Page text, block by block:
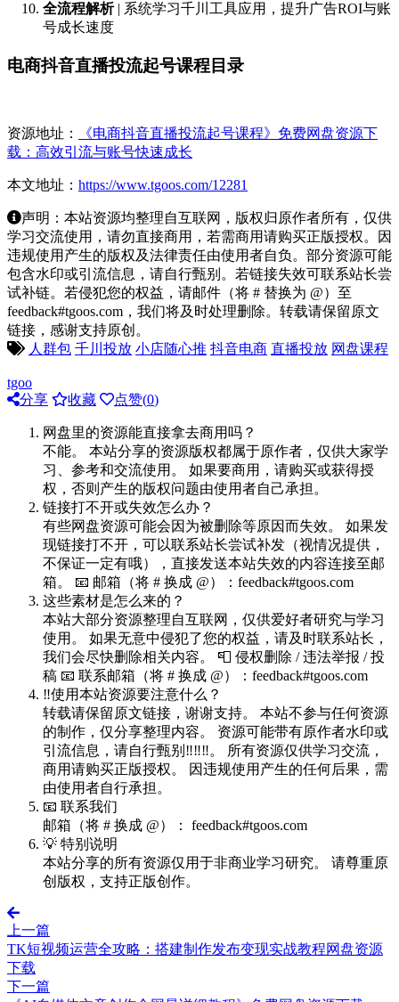
全流程解析| 系统学习千川工具应用，提升广告ROI与账
号成长速度
电商抖音直播投流起号课程目录
资源地址：
《电商抖音直播投流起号课程》免费网盘资源下
载：高效引流与账号快速成长
本文地址： https://www.tgoos.com/12281
声明：本站资源均整理自互联网，版权归原作者所有，仅供
学习交流使用，请勿直接商用，若需商用请购买正版授权。因
违规使用产生的版权及法律责任由使用者自负。部分资源可能
包含水印或引流信息，请自行甄别。若链接失效可联系站长尝
试补链。若侵犯您的权益，请邮件（将 # 替换为 @）至
feedback#tgoos.com，我们将及时处理删除。转载请保留原文
链接，感谢支持原创。
人群包 千川投放 小店随心推 抖音电商 直播投放 网盘课程
tgoo
分享
收藏 点赞(0)
网盘里的资源能直接拿去商用吗？
不能。 本站分享的资源版权都属于原作者，仅供大家学
习、参考和交流使用。 如果要商用，请购买或获得授
权，否则产生的版权问题由使用者自己承担。
链接打不开或失效怎么办？
有些网盘资源可能会因为被删除等原因而失效。 如果发
现链接打不开，可以联系站长尝试补发（视情况提供，
不保证一定有哦），直接发送本站失效的内容连接至邮
箱。 📧 邮箱（将 # 换成 @）：feedback#tgoos.com
这些素材是怎么来的？
本站大部分资源整理自互联网，仅供爱好者研究与学习
使用。 如果无意中侵犯了您的权益，请及时联系站长，
我们会尽快删除相关内容。 📮 侵权删除 / 违法举报 / 投
稿 📧 联系邮箱（将 # 换成 @）：feedback#tgoos.com
‼️使用本站资源要注意什么？
转载请保留原文链接，谢谢支持。 本站不参与任何资源
的制作，仅分享整理内容。 资源可能带有原作者水印或
引流信息，请自行甄别‼️‼️‼️。 所有资源仅供学习交流，
商用请购买正版授权。 因违规使用产生的任何后果，需
由使用者自行承担。
📧 联系我们
邮箱（将 # 换成 @）： feedback#tgoos.com
💡 特别说明
本站分享的所有资源仅用于非商业学习研究。 请尊重原
创版权，支持正版创作。
上一篇
TK短视频运营全攻略：搭建制作发布变现实战教程网盘资源
下载
下一篇